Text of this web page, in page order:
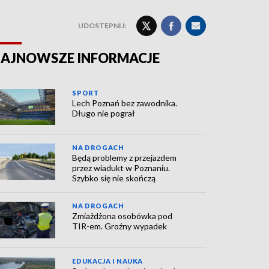
UDOSTĘPNIJ:
INFORMACJE
SPORT
Lech Poznań bez zawodnika.
Długo nie pograł
NA DROGACH
Będą problemy z przejazdem
przez wiadukt w Poznaniu.
Szybko się nie skończą
NA DROGACH
Zmiażdżona osobówka pod
TIR-em. Groźny wypadek
EDUKACJA I NAUKA